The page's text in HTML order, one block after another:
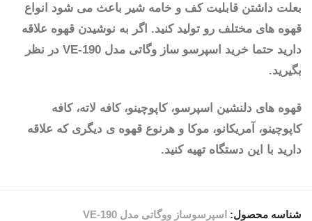
بعلت داشتن قابلیت کف و خامه شیر باعث می شود انواع
قهوه های مختلف رو تولید کنید. اگر به نوشیدن قهوه علاقه
دارید حتما خرید اسپرسو ساز وگاتی مدل VE-190 در نظر
بگیرید.
قهوه های دلنشین اسپرسو، کاپوچینو، کافه لاته، کافه
کاپوچینو، آمریکانو، موکا و هرنوع قهوه ی دیگری که علاقه
دارید با این دستگاه تهیه کنید.
شناسه محصول: اسپرسوساز ووگاتی مدل VE-190